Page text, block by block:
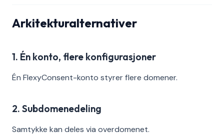
Arkitekturalternativer
1. Én konto, flere konfigurasjoner
Én FlexyConsent-konto styrer flere domener.
2. Subdomenedeling
Samtykke kan deles via overdomenet.